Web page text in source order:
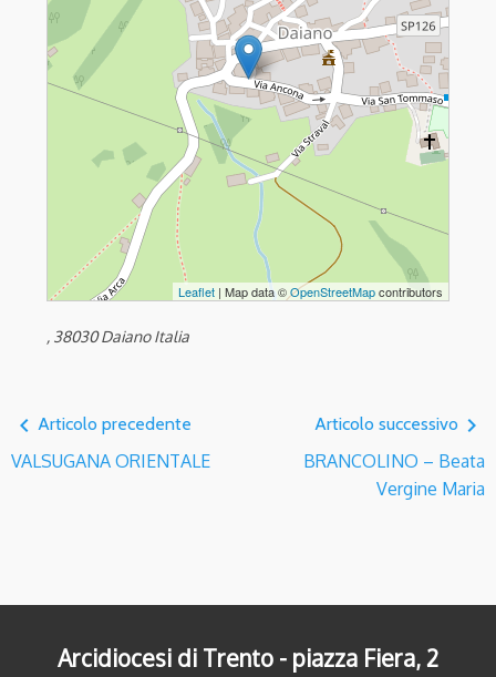
Leaflet | Map data ©OpenStreetMapcontributors
, 38030 Daiano Italia
navigate_before Articolo precedente
VALSUGANA ORIENTALE
Articolo successivo navigate_next
BRANCOLINO – Beata
Vergine Maria
Arcidiocesi di Trento - piazza Fiera, 2